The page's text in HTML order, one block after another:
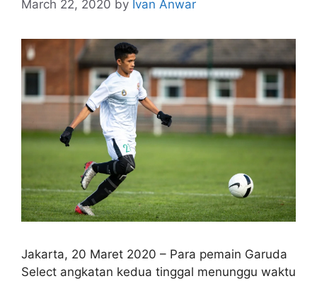
March 22, 2020 by Ivan Anwar
Jakarta, 20 Maret 2020 – Para pemain Garuda
Select angkatan kedua tinggal menunggu waktu